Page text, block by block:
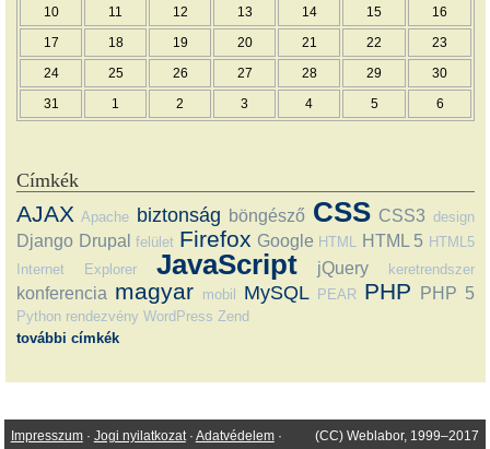
10 11 12 13 14 15 16
17 18 19 20 21 22 23
24 25 26 27 28 29 30
31 1 2 3 4 5 6
Címkék
AJAX Apache biztonság böngésző CSS CSS3 design
Django Drupal felület Firefox Google HTML HTML 5 HTML5
Internet Explorer
JavaScript jQuery keretrendszer
konferencia magyar mobil MySQL PEAR PHP PHP 5
Python rendezvény WordPress Zend
további címkék
(CC) Weblabor, 1999–2017
Impresszum· Jogi nyilatkozat· Adatvédelem·